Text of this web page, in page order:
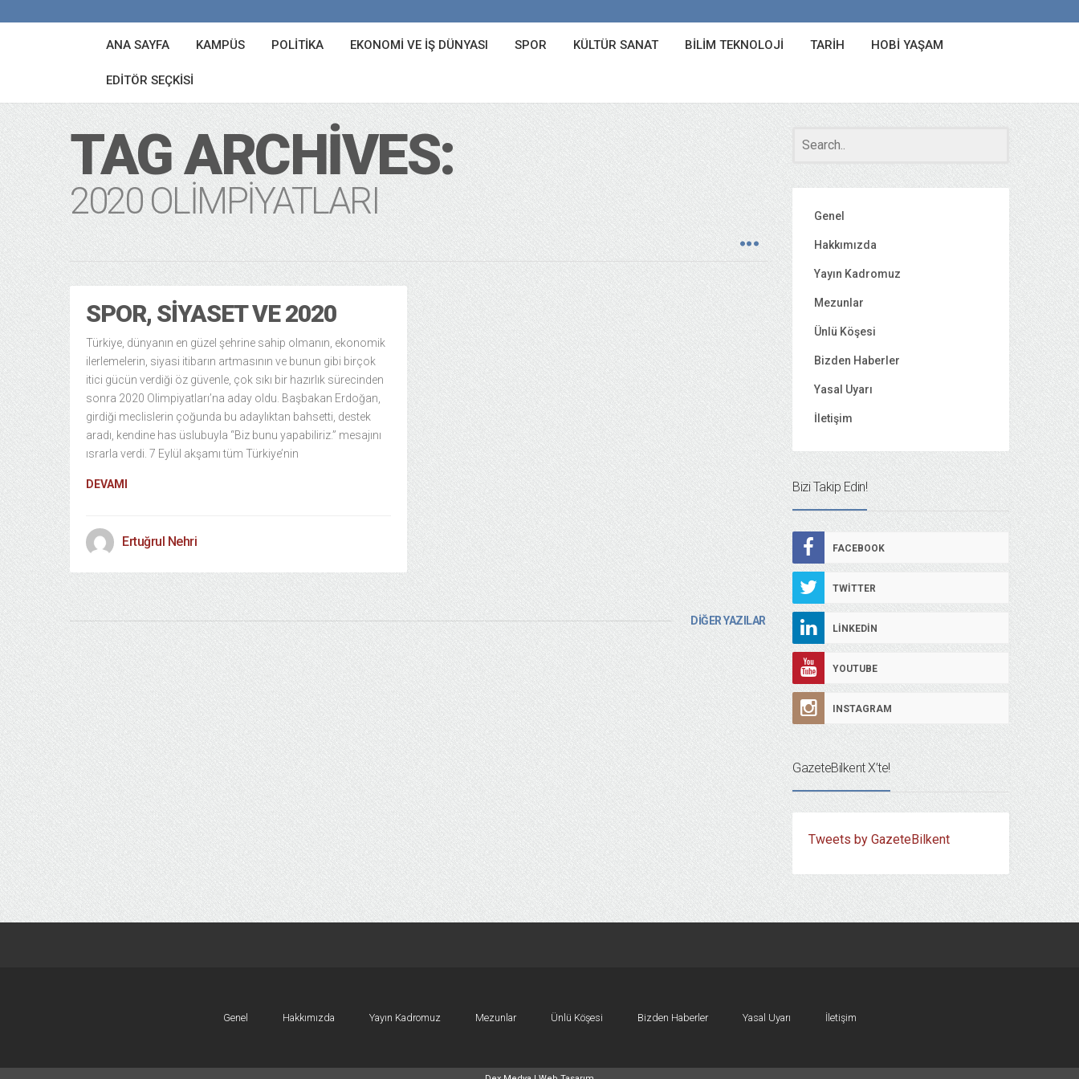
ANA SAYFA KAMPÜS POLITIKA EKONOMI VE İŞ DÜNYASI SPOR KÜLTÜR SANAT BILIM TEKNOLOJI TARIH HOBI YAŞAM
EDITÖR SEÇKISI
TAG ARCHIVES:
2020 OLIMPIYATLARI
SPOR, SIYASET VE 2020
Türkiye, dünyanın en güzel şehrine sahip olmanın, ekonomik
ilerlemelerin, siyasi itibarın artmasının ve bunun gibi birçok
itici gücün verdiği öz güvenle, çok sıkı bir hazırlık sürecinden
sonra 2020 Olimpiyatları’na aday oldu. Başbakan Erdoğan,
girdiği meclislerin çoğunda bu adaylıktan bahsetti, destek
aradı, kendine has üslubuyla “Biz bunu yapabiliriz.” mesajını
ısrarla verdi. 7 Eylül akşamı tüm Türkiye’nin
DEVAMI
Ertuğrul Nehri
DİĞER YAZILAR
Genel
Hakkımızda
Yayın Kadromuz
Mezunlar
Ünlü Köşesi
Bizden Haberler
Yasal Uyarı
İletişim
Bizi Takip Edin!
FACEBOOK
TWITTER
LINKEDIN
YOUTUBE
INSTAGRAM
GazeteBilkent X’te!
Tweets by GazeteBilkent
Genel Hakkımızda Yayın Kadromuz Mezunlar Ünlü Köşesi Bizden Haberler Yasal Uyarı İletişim